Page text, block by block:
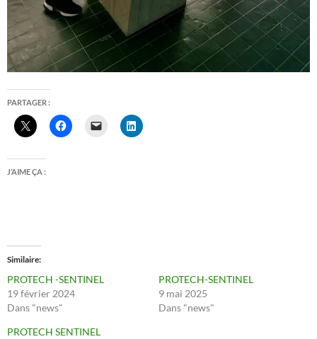
PARTAGER :
J’AIME ÇA :
Similaire
PROTECH -SENTINEL
19 février 2024
Dans "news"
PROTECH-SENTINEL
9 mai 2025
Dans "news"
PROTECH SENTINEL